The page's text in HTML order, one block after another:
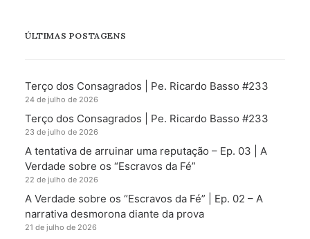
ÚLTIMAS POSTAGENS
Terço dos Consagrados | Pe. Ricardo Basso #233
24 de julho de 2026
Terço dos Consagrados | Pe. Ricardo Basso #233
23 de julho de 2026
A tentativa de arruinar uma reputação – Ep. 03 | A
Verdade sobre os “Escravos da Fé”
22 de julho de 2026
A Verdade sobre os “Escravos da Fé” | Ep. 02 – A
narrativa desmorona diante da prova
21 de julho de 2026